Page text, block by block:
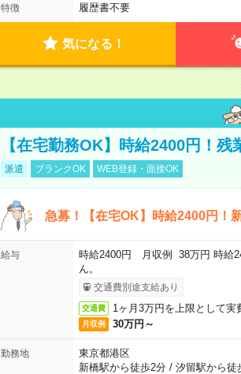
特徴 履歴書不要
気になる！
【在宅勤務OK】時給2400円！
派遣 ブランクOK WEB登録・面接OK
急募！【在宅OK】時給2400円！
給与
時給2400円 月収例 38万円 時給
ん。
交通費別途支給あり
交通費 1ヶ月3万円を上限として実
月収例 30万円～
勤務地
東京都港区
新橋駅から徒歩2分/ 汐留駅から徒